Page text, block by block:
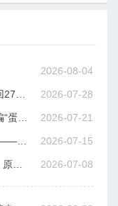
2026-08-04
2026-07-28
2026-07-21
2026-07-15
2026-07-08